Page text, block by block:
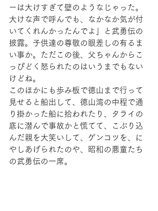
ーは大けすぎて壁のようなじゃった。
大けな声で呼んでも、なかなか気が付
いてくれんかったんでよ」と武勇伝の
披露。子供達の尊敬の眼差しの有るま
い事か。ただこの後、父ちゃんからこ
っぴどく怒られたのはいうまでもない
けどね。
このほかにも歩み板で徳山まで行って
見せると船出して、徳山湾の中程で通
り掛かった船に拾われたり、タライの
底に潜んで事故かと慌てて、こぶり込
んだ親を大笑いして、ゲンコツを、に
やしあげられたのや、昭和の悪童たち
の武勇伝の一席。